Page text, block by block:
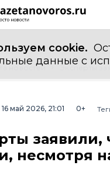
сайта
cookie.
данные с
новостей Эксперты заявили, что град не повлияет на цену клубники на Кубани, несмотря на
16 май 2026, 21:01 0+
заявили,
несмотря